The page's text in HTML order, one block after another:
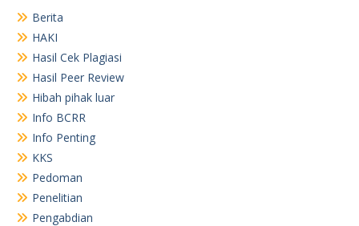
Berita
HAKI
Hasil Cek Plagiasi
Hasil Peer Review
Hibah pihak luar
Info BCRR
Info Penting
KKS
Pedoman
Penelitian
Pengabdian